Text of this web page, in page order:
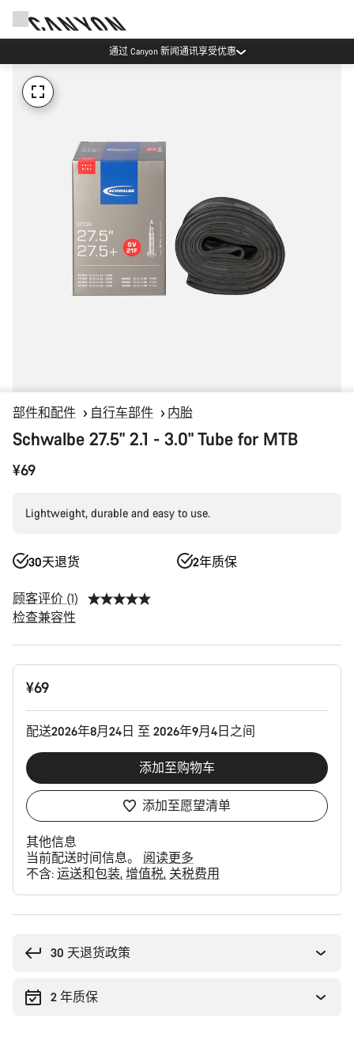
通过 Canyon 新闻通讯享受优惠
部件和配件 自行车部件 内胎
Schwalbe 27.5" 2.1 - 3.0" Tube for MTB
¥69
Lightweight, durable and easy to use.
30天退货 2年质保
顾客评价 (1)
检查兼容性
产
¥69
配送2026年8月24日 至 2026年9月4日之间
添加至购物车
添加至愿望清单
其他信息
当前配送时间信息。 阅读更多
不含: 运送和包装 增值税 关税费用
30 天退货政策
2 年质保